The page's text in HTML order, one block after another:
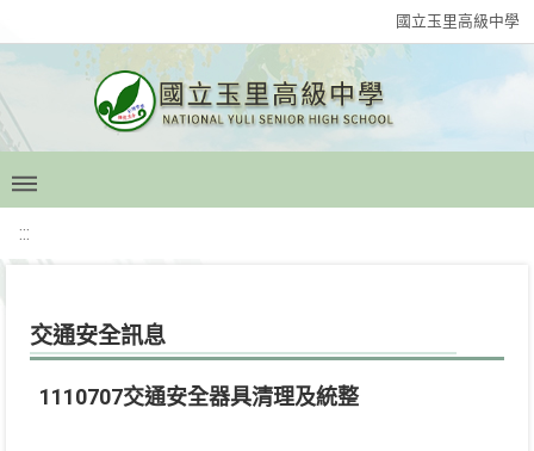
國立玉里高級中學
:::
交通安全訊息
1110707交通安全器具清理及統整